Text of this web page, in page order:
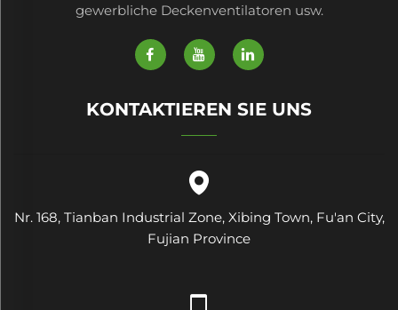
gewerbliche Deckenventilatoren usw.
KONTAKTIEREN SIE UNS
Nr. 168, Tianban Industrial Zone, Xibing Town, Fu'an City,
Fujian Province